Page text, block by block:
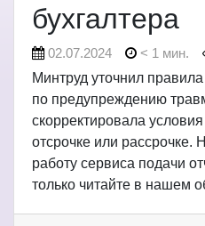
бухгалтера
02.07.2024 < 1 мин.
Минтруд уточнил
по предупреждению
скорректировала
отсрочке или рассрочке.
работу сервиса подачи
только читайте в нашем